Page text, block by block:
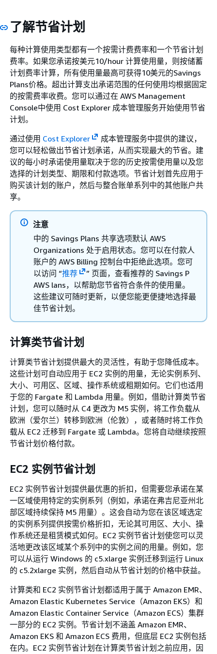
了解节省计划
每种计算使用类型都有一个按需计费费率和一个节省计划
费率。如果您承诺按美元10/hour 计算使用量，则按储蓄
计划费率计算，所有使用量最高可获得10美元的Savings
Plans价格。超出计算支出承诺范围的任何使用均根据固定
的按需费率收费。您可以通过在 AWS Management
Console中使用 Cost Explorer 成本管理服务开始使用节省
计划。
通过使用 Cost Explorer
成本管理服务中提供的建议，
您可以轻松做出节省计划承诺，从而实现最大的节省。建
议的每小时承诺使用量取决于您的历史按需使用量以及您
选择的计划类型、期限和付款选项。节省计划首先应用于
购买该计划的账户，然后与整合账单系列中的其他账户共
享。
注意
中的 Savings Plans 共享选项默认 AWS
Organizations 处于启用状态。您可以在付款人
账户的 AWS Billing 控制台中拒绝此选项。您可
以访问 “推荐
” 页面，查看推荐的 Savings P
AWS lans，以帮助您节省符合条件的使用量。
这些建议可随时更新，以便您能更便捷地选择最
佳节省计划。
计算类节省计划
计算类节省计划提供最大的灵活性，有助于您降低成本。
这些计划可自动应用于 EC2 实例的用量，无论实例系列、
大小、可用区、区域、操作系统或租期如何。它们也适用
于您的 Fargate 和 Lambda 用量。例如，借助计算类节省
计划，您可以随时从 C4 更改为 M5 实例，将工作负载从
欧洲（爱尔兰）转移到欧洲（伦敦），或者随时将工作负
载从 EC2 迁移到 Fargate 或 Lambda。您将自动继续按照
节省计划价格付款。
EC2 实例节省计划
EC2 实例节省计划提供最优惠的折扣，但需要您承诺在某
一区域使用特定的实例系列（例如，承诺在弗吉尼亚州北
部区域持续保持 M5 用量）。这会自动为您在该区域选定
的实例系列提供按需价格折扣，无论其可用区、大小、操
作系统还是租赁模式如何。EC2 实例节省计划使您可以灵
活地更改该区域某个系列中的实例之间的用量。例如，您
可以从运行 Windows 的 c5.xlarge 实例迁移到运行 Linux
的 c5.2xlarge 实例，然后自动从节省计划的价格中获益。
计算类和 EC2 实例节省计划都适用于属于 Amazon EMR、
Amazon Elastic Kubernetes Service（Amazon EKS）和
Amazon Elastic Container Service（Amazon ECS）集群
一部分的 EC2 实例。节省计划不涵盖 Amazon EMR、
Amazon EKS 和 Amazon ECS 费用，但底层 EC2 实例包括
在内。EC2 实例节省计划在计算类节省计划之前应用，因